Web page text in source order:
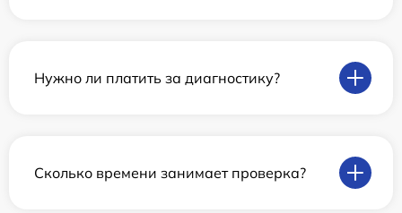
Нужно ли платить за диагностику?
Сколько времени занимает проверка?